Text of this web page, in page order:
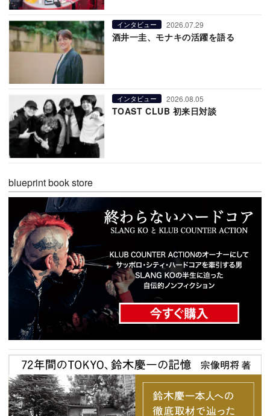
インタビュー 2026.07.29
酒井一圭、モナキの活躍を語る
インタビュー 2026.08.05
TOAST CLUB 初来日対談
blueprint book store